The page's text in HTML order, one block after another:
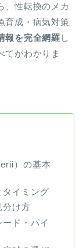
、性転換のメカ
育成・病気対策
報を完全網羅 し
てがわかりま
）の基本
イミング
分け方
ド・パイ